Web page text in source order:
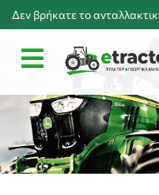
Δεν βρήκατε το